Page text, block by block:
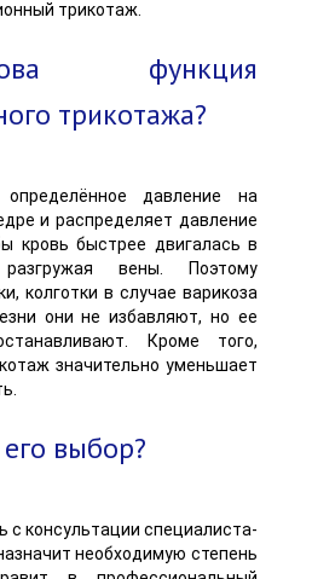
трикотаж.
функция
трикотажа?
давление на
и распределяет давление
кровь быстрее двигалась в
вены. Поэтому
колготки в случае варикоза
они не избавляют, но ее
Кроме того,
значительно уменьшает
выбор?
с консультации специалиста-
необходимую степень